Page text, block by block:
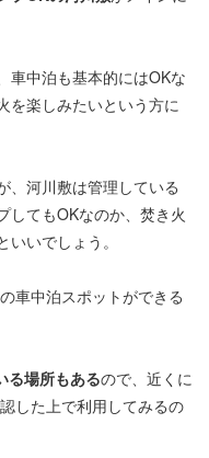
車中泊も基本的にはOKな
を楽しみたいという方に
、河川敷は管理している
してもOKなのか、焚き火
いでしょう。
車中泊スポットができる
る場所もあるので、近くに
した上で利用してみるの